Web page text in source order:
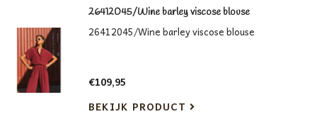
26412045/Wine barley viscose blouse
26412045/Wine barley viscose blouse
€109,95
BEKIJK PRODUCT